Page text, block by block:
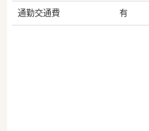
通勤交通費
有